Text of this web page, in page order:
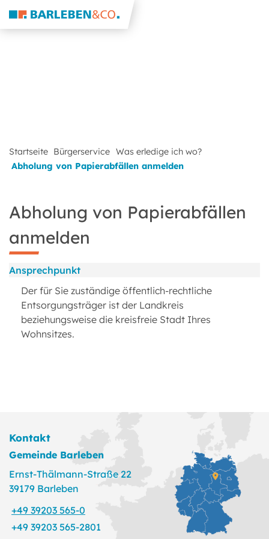
Startseite Bürgerservice Was erledige ich wo?
Abholung von Papierabfällen anmelden
Abholung von Papierabfällen
anmelden
Ansprechpunkt
Der für Sie zuständige öffentlich-rechtliche
Entsorgungsträger ist der Landkreis
beziehungsweise die kreisfreie Stadt Ihres
Wohnsitzes.
Kontakt
Gemeinde Barleben
Ernst-Thälmann-Straße 22
39179 Barleben
+49 39203 565-0
+49 39203 565-2801